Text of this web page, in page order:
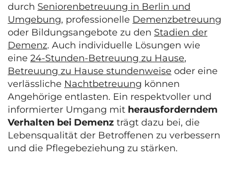
durch Seniorenbetreuung in Berlin und
Umgebung, professionelle Demenzbetreuung
oder Bildungsangebote zu den Stadien der
Demenz. Auch individuelle Lösungen wie
eine 24-Stunden-Betreuung zu Hause,
Betreuung zu Hause stundenweise oder eine
verlässliche Nachtbetreuung können
Angehörige entlasten. Ein respektvoller und
informierter Umgang mit herausforderndem
Verhalten bei Demenz trägt dazu bei, die
Lebensqualität der Betroffenen zu verbessern
und die Pflegebeziehung zu stärken.